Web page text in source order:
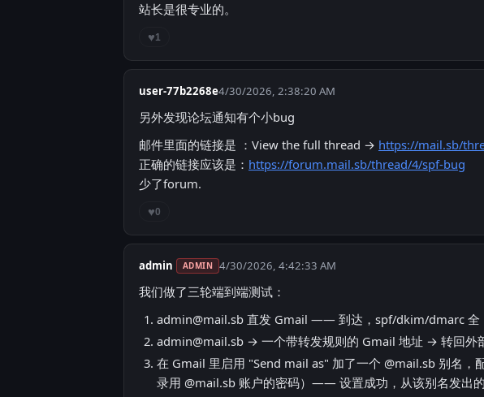
站长是很专业的。
♥1
user-77b2268e4/30/2026, 2:38:20 AM
另外发现论坛通知有个小bug
邮件里面的链接是 ：View the full thread → https://mail.sb/
正确的链接应该是： https://forum.mail.sb/thread/4/spf-bug
少了forum.
♥0
admin ADMIN 4/30/2026, 4:42:33 AM
我们做了三轮端到端测试：
admin@mail.sb 直发 Gmail —— 到达，spf/dkim/dmarc 全
admin@mail.sb → 一个带转发规则的 Gmail 地址 → 转回外
在 Gmail 里启用 "Send mail as" 加了一个 @mail.sb 别名，
录用 @mail.sb 账户的密码）—— 设置成功，从该别名发出